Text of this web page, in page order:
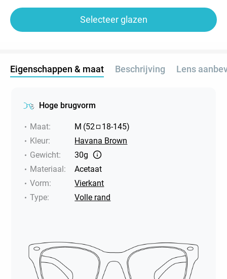
Selecteer glazen
Eigenschappen & maat Beschrijving Lens
Hoge brugvorm
Maat: M (52 18-145)
Kleur:
Havana Brown
Gewicht:
30g
Materiaal:
Acetaat
Vorm:
Vierkant
Type: Volle rand